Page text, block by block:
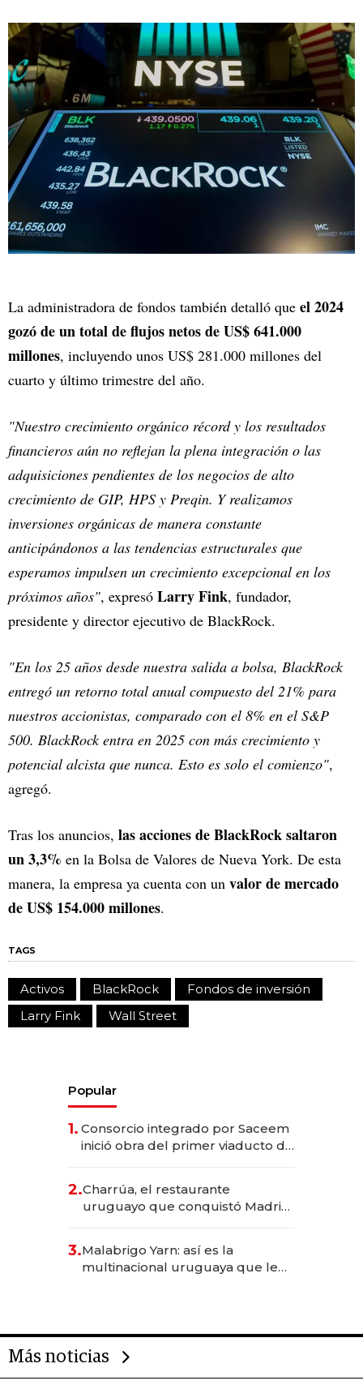
La administradora de fondos también detalló que el 2024
gozó de un total de flujos netos de US$ 641.000
millones, incluyendo unos US$ 281.000 millones del
cuarto y último trimestre del año.
"Nuestro crecimiento orgánico récord y los resultados
financieros aún no reflejan la plena integración o las
adquisiciones pendientes de los negocios de alto
crecimiento de GIP, HPS y Preqin. Y realizamos
inversiones orgánicas de manera constante
anticipándonos a las tendencias estructurales que
esperamos impulsen un crecimiento excepcional en los
próximos años", expresó Larry Fink, fundador,
presidente y director ejecutivo de BlackRock.
"En los 25 años desde nuestra salida a bolsa, BlackRock
entregó un retorno total anual compuesto del 21% para
nuestros accionistas, comparado con el 8% en el S&P
500. BlackRock entra en 2025 con más crecimiento y
potencial alcista que nunca. Esto es solo el comienzo",
agregó.
Tras los anuncios, las acciones de BlackRock saltaron
un 3,3% en la Bolsa de Valores de Nueva York. De esta
manera, la empresa ya cuenta con un valor de mercado
de US$ 154.000 millones.
TAGS
Activos BlackRock
Fondos de inversión
Larry Fink
Wall Street
Popular
1. Consorcio integrado por Saceem
inició obra del primer viaducto de
millones
2.Charrúa, el restaurante
uruguayo que conquistó Madrid:
anticipación y prepara apertura
3.Malabrigo Yarn: así es la
multinacional uruguaya que le
Más noticias